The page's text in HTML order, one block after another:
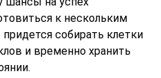
к нескольким
собирать клетки
и временно хранить